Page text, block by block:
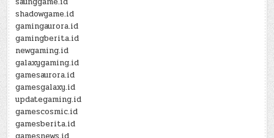
shadowgame.id
gamingaurora.id
gamingberita.id
newgaming.id
galaxygaming.id
gamesaurora.id
gamesgalaxy.id
updategaming.id
gamescosmic.id
gamesberita.id